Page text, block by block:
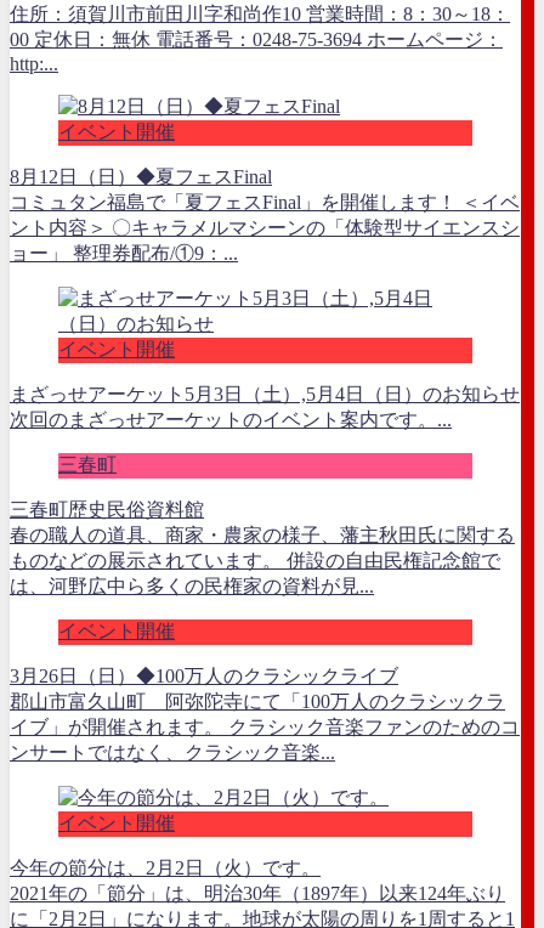
住所：須賀川市前田川字和尚作10 営業時間：8：30～18：
00 定休日：無休 電話番号：0248-75-3694 ホームページ：
http:...
イベント開催
8月12日（日）◆夏フェスFinal
コミュタン福島で「夏フェスFinal」を開催します！ ＜イベ
ント内容＞ 〇キャラメルマシーンの「体験型サイエンスシ
ョー」 整理券配布/①9：...
イベント開催
まざっせアーケット5月3日（土）,5月4日（日）のお知らせ
次回のまざっせアーケットのイベント案内です。...
三春町
三春町歴史民俗資料館
春の職人の道具、商家・農家の様子、藩主秋田氏に関する
ものなどの展示されています。 併設の自由民権記念館で
は、河野広中ら多くの民権家の資料が見...
イベント開催
3月26日（日）◆100万人のクラシックライブ
郡山市富久山町 阿弥陀寺にて「100万人のクラシックラ
イブ」が開催されます。 クラシック音楽ファンのためのコ
ンサートではなく、クラシック音楽...
イベント開催
今年の節分は、2月2日（火）です。
2021年の「節分」は、明治30年（1897年）以来124年ぶり
に「2月2日」になります。地球が太陽の周りを1周すると1